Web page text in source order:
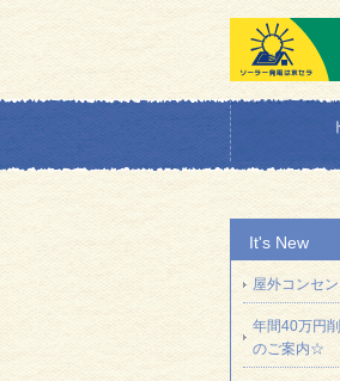
It's New
屋外コンセ
年間40万円
のご案内☆